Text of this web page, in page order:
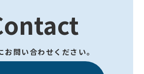
お問い合わせください。